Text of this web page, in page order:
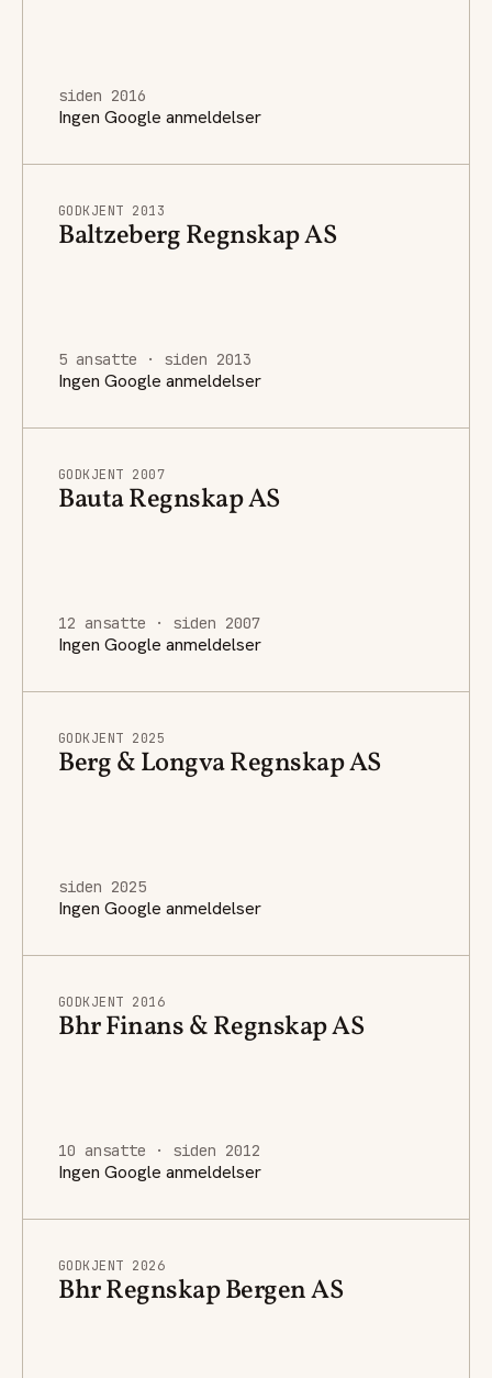
siden 2016
Ingen Google anmeldelser
GODKJENT 2013
Baltzeberg Regnskap AS
5 ansatte · siden 2013
Ingen Google anmeldelser
GODKJENT 2007
Bauta Regnskap AS
12 ansatte · siden 2007
Ingen Google anmeldelser
GODKJENT 2025
Berg & Longva Regnskap AS
siden 2025
Ingen Google anmeldelser
GODKJENT 2016
Bhr Finans & Regnskap AS
10 ansatte · siden 2012
Ingen Google anmeldelser
GODKJENT 2026
Bhr Regnskap Bergen AS